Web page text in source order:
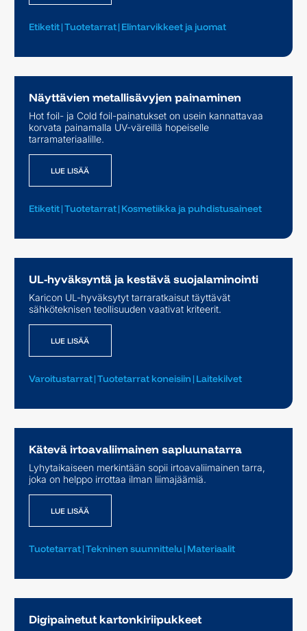
Etiketit|Tuotetarrat| Elintarvikkeet ja juomat
Näyttävien metallisävyjen painaminen
Hot foil- ja Cold foil-painatukset on usein kannattavaa
korvata painamalla UV-väreillä hopeiselle
tarramateriaalille.
LUE LISÄÄ
LUE LISÄÄ
Etiketit|Tuotetarrat| Kosmetiikka ja puhdistusaineet
UL-hyväksyntä ja kestävä suojalaminointi
Karicon UL-hyväksytyt tarraratkaisut täyttävät
sähköteknisen teollisuuden vaativat kriteerit.
LUE LISÄÄ
LUE LISÄÄ
Varoitustarrat|Tuotetarrat koneisiin | Laitekilvet
Kätevä irtoavaliimainen sapluunatarra
Lyhytaikaiseen merkintään sopii irtoavaliimainen tarra,
joka on helppo irrottaa ilman liimajäämiä.
LUE LISÄÄ
LUE LISÄÄ
Tuotetarrat|Tekninen suunnittelu| Materiaalit
Digipainetut kartonkiriipukkeet